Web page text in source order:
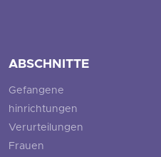
ABSCHNITTE
Gefangene
hinrichtungen
Verurteilungen
Frauen